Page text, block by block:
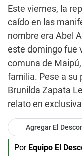
Este viernes, la
caído en las
nombre era Abel
este domingo fue
comuna de
familia. Pese a su
Brunilda Zapata
relato en
Agregar El
Por Equipo El